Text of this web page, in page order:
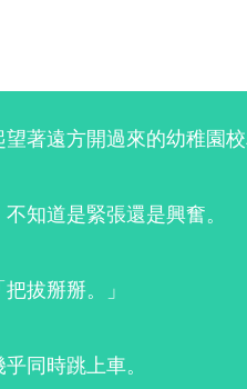
著遠方開過來的幼稚園
知道是緊張還是興奮。
拔掰掰。」
同時跳上車。